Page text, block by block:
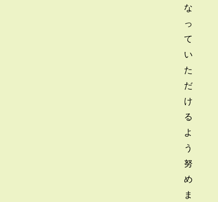
な
っ
て
い
た
だ
け
る
よ
う
努
め
ま